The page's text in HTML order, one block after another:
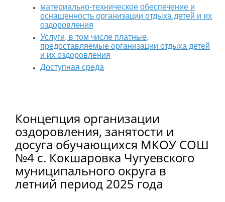
материально-техническое обеспечение и
оснащенность организации отдыха детей и их
оздоровления
Услуги, в том числе платные,
предоставляемые организации отдыха детей
и их оздоровления
Доступная среда
Концепция организации
оздоровления, занятости и
досуга обучающихся МКОУ СОШ
№4 с. Кокшаровка Чугуевского
муниципального округа в
летний период 2025 года